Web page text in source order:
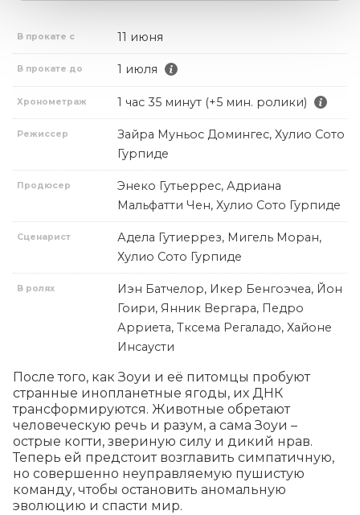
В прокате с 11 июня
В прокате до 1 июля
Хронометраж 1 час 35 минут (+5 мин. ролики)
Режиссер
Зайра Муньос Домингес, Хулио Сото
Гурпиде
Продюсер
Энеко Гутьеррес, Адриана
Мальфатти Чен, Хулио Сото Гурпиде
Сценарист
Адела Гутиеррез, Мигель Моран,
Хулио Сото Гурпиде
В ролях
Иэн Батчелор, Икер Бенгоэчеа, Йон
Гоири, Янник Вергара, Педро
Арриета, Тксема Регаладо, Хайоне
Инсаусти
После того, как Зоуи и её питомцы пробуют
странные инопланетные ягоды, их ДНК
трансформируются. Животные обретают
человеческую речь и разум, а сама Зоуи –
острые когти, звериную силу и дикий нрав.
Теперь ей предстоит возглавить симпатичную,
но совершенно неуправляемую пушистую
команду, чтобы остановить аномальную
эволюцию и спасти мир.